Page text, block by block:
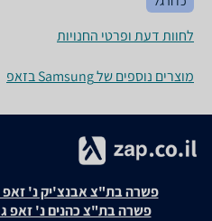
לחוות דעת ופרטי החנויות
מוצרים נוספים של Samsung בזאפ
פשרה בת"צ אבנצ'יק נ' זאפ גרופ
פשרה בת"צ כהנים נ' זאפ גרופ (ת"צ